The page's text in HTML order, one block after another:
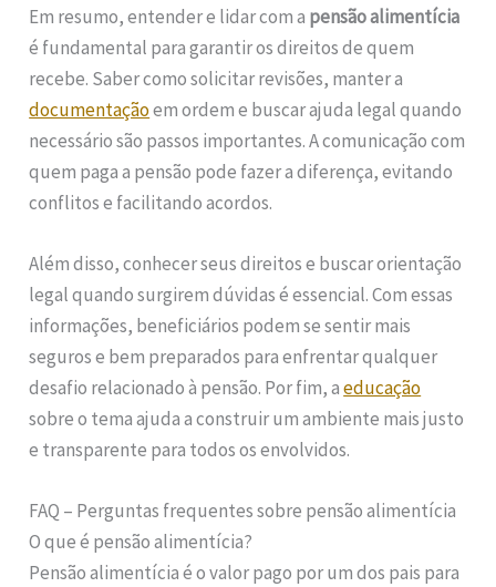
Em resumo, entender e lidar com a pensão alimentícia
é fundamental para garantir os direitos de quem
recebe. Saber como solicitar revisões, manter a
documentaçãoem ordem e buscar ajuda legal quando
necessário são passos importantes. A comunicação com
quem paga a pensão pode fazer a diferença, evitando
conflitos e facilitando acordos.
Além disso, conhecer seus direitos e buscar orientação
legal quando surgirem dúvidas é essencial. Com essas
informações, beneficiários podem se sentir mais
seguros e bem preparados para enfrentar qualquer
desafio relacionado à pensão. Por fim, aeducação
sobre o tema ajuda a construir um ambiente mais justo
e transparente para todos os envolvidos.
FAQ – Perguntas frequentes sobre pensão alimentícia
O que é pensão alimentícia?
Pensão alimentícia é o valor pago por um dos pais para